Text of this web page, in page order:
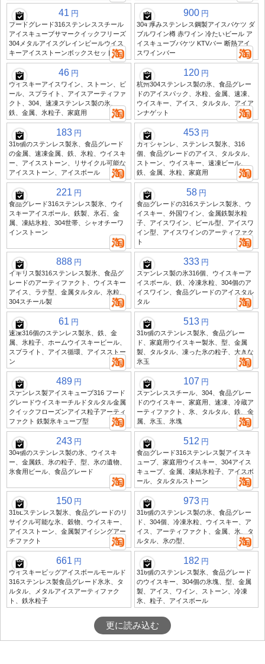
41 円
フードグレード316ステンレススチール
アイスキューブサマークイックフリーズ
304メタルアイスグレインビールウイス
キーアイスストーンボックスセット
900 円
304 厚みステンレス鋼製アイスバケツ ダ
ブルワイン樽 赤ワイン 冷たいビール ア
イスキューブバケツ KTVバー 断熱アイ
スワインバー
46 円
ウイスキーアイスワイン、ストーン、ビ
ール、スプライト、アイスアーティファ
クト、304、速凍ステンレス製の氷、
鉄、金属、氷粒子、家庭用
120 円
杭州304ステンレス製の氷、食品グレー
ドのアイスパック、氷粒、金属、速凍、
ウイスキー、アイス、タルタル、アイア
ンナゲット
183 円
316個のステンレス製氷、食品グレード
の金属、速凍金属、鉄、氷粒、ウイスキ
ー、アイスストーン、リサイクル可能な
アイスストーン、アイスボール
453 円
カイシャンレ、ステンレス製氷、316
個、食品グレードのアイス、タルタル、
ストーン、ウイスキー、速凍ビール、
鉄、金属、氷粒、家庭用
221 円
食品グレード316ステンレス製氷、ウイ
スキーアイスボール、鉄製、氷石、金
属、凍結氷粒、304世帯、シャオチーワ
インストーン
58 円
食品グレードの316ステンレス製氷、ウ
イスキー、外国ワイン、金属鉄製氷粒
子、アイスワイン、ビール型、アイスワ
イン型、アイスワインのアーティファク
ト
888 円
イギリス製316ステンレス製氷、食品グ
レードのアーティファクト、ウイスキー
アイス、ラテ型、金属タルタル、氷粒、
304スチール製
333 円
ステンレス製の氷316個、ウイスキーア
イスボール、鉄、冷凍氷粒、304個のア
イスワイン、食品グレードのアイスタル
タル
61 円
速凍316個のステンレス製氷、鉄、金
属、氷粒子、ホームウイスキービール、
スプライト、アイス循環、アイスストー
ン
513 円
316個のステンレス製氷、食品グレー
ド、家庭用ウイスキー製氷、型、金属
製、タルタル、凍った氷の粒子、大きな
氷玉
489 円
ステンレス製アイスキューブ316 フード
グレードウイスキーチルドタルタル金属
クイックフローズンアイス粒子アーティ
ファクト 鉄製氷キューブ型
107 円
ステンレススチール、304、食品グレー
ドのウイスキー、家庭用、速凍、冷蔵ア
ーティファクト、氷、タルタル、鉄、金
属、氷玉、氷塊
243 円
304個のステンレス製の氷、ウイスキ
ー、金属鉄、氷の粒子、型、氷の遺物、
氷食用ビール、食品グレード
512 円
食品グレード316ステンレス製アイスキ
ューブ、家庭用ウイスキー、304アイス
キューブ、金属、凍結氷粒子、アイスボ
ール、タルタルストーン
150 円
316Lステンレス製氷、食品グレードのリ
サイクル可能な氷、穀物、ウイスキー、
アイスストーン、金属製アイシングアー
チファクト
973 円
316個のステンレス製の氷、食品グレー
ド、304個、冷凍氷粒、ウイスキー、ア
イス、アーティファクト、金属、氷、タ
ルタル、氷の型、
661 円
ウイスキービッグアイスボールモールド
316ステンレス製食品グレード氷氷、タ
ルタル、メタルアイスアーティファク
ト、鉄氷粒子
182 円
316個のステンレス製氷、食品グレード
のウイスキー、304個の氷塊、型、金属
製、アイス、ワイン、ストーン、冷凍
氷、粒子、アイスボール
更に読み込む